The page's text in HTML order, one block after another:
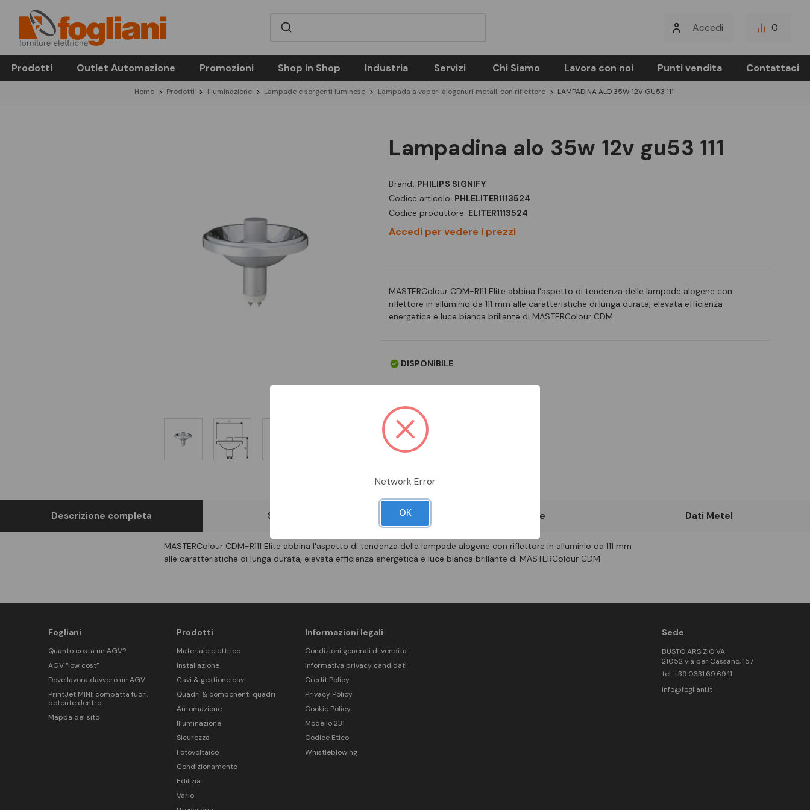
Accedi 0
Prodotti Outlet Automazione Promozioni Shop in Shop Industria Servizi Chi Siamo Lavora con noi Punti vendita Contattaci
Home Prodotti Illuminazione Lampade e sorgenti luminose Lampada a vapori alogenuri metall. con riflettore LAMPADINA ALO 35W 12V GU53 111
lampadina alo 35w 12v gu53 111
Brand: PHILIPS SIGNIFY
Codice articolo: PHLELITER1113524
Codice produttore: ELITER1113524
Accedi per vedere i prezzi
MASTERColour CDM-R111 Elite abbina l'aspetto di tendenza delle lampade alogene con
riflettore in alluminio da 111 mm alle caratteristiche di lunga durata, elevata efficienza
energetica e luce bianca brillante di MASTERColour CDM.
DISPONIBILE
Aggiungi alla comparazione
Descrizione completa Scheda Tecnica Documentazione Dati Metel
MASTERColour CDM-R111 Elite abbina l'aspetto di tendenza delle lampade alogene con riflettore in alluminio da 111 mm
alle caratteristiche di lunga durata, elevata efficienza energetica e luce bianca brillante di MASTERColour CDM.
Fogliani
Quanto costa un AGV?
AGV “low cost”
Dove lavora davvero un AGV
PrintJet MINI: compatta fuori,
potente dentro.
Mappa del sito
Prodotti
Materiale elettrico
Installazione
Cavi & gestione cavi
Quadri & componenti quadri
Automazione
Illuminazione
Sicurezza
Fotovoltaico
Condizionamento
Edilizia
Vario
Informazioni legali
Condizioni generali di vendita
Informativa privacy candidati
Credit Policy
Privacy Policy
Cookie Policy
Modello 231
Codice Etico
Whistleblowing
Sede
BUSTO ARSIZIO VA
21052 via per Cassano, 157
tel. +39.0331.69.69.11
info@fogliani.it
Network Error
OK